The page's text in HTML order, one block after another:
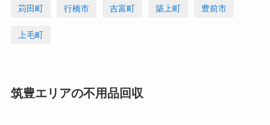
苅田町 行橋市 吉富町 築上町 豊前市
上毛町
筑豊エリアの不用品回収